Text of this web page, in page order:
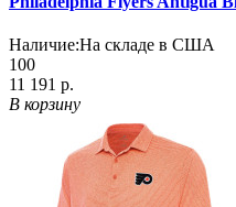
Наличие:На складе в США
100
11 191 р.
В корзину